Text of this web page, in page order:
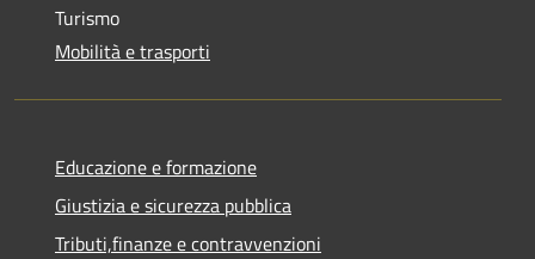
Turismo
Mobilità e trasporti
Educazione e formazione
Giustizia e sicurezza pubblica
Tributi,finanze e contravvenzioni